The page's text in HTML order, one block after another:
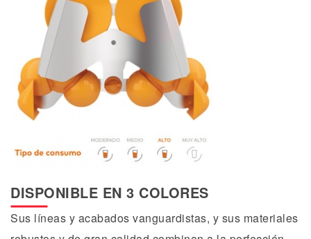
DISPONIBLE EN 3 COLORES
Sus líneas y acabados vanguardistas, y sus materiales